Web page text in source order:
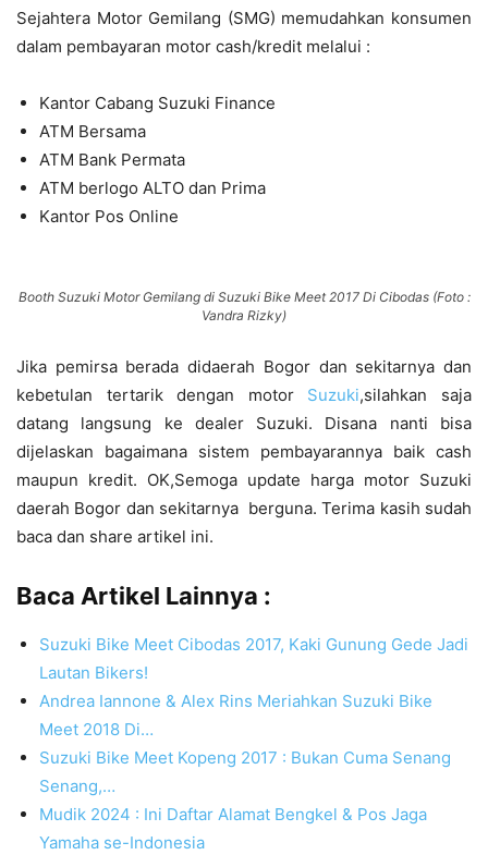
Sejahtera Motor Gemilang (SMG) memudahkan konsumen
dalam pembayaran motor cash/kredit melalui :
Kantor Cabang Suzuki Finance
ATM Bersama
ATM Bank Permata
ATM berlogo ALTO dan Prima
Kantor Pos Online
Booth Suzuki Motor Gemilang di Suzuki Bike Meet 2017 Di Cibodas (Foto :
Vandra Rizky)
Jika pemirsa berada didaerah Bogor dan sekitarnya dan
kebetulan tertarik dengan motor Suzuki,silahkan saja
datang langsung ke dealer Suzuki. Disana nanti bisa
dijelaskan bagaimana sistem pembayarannya baik cash
maupun kredit. OK,Semoga update harga motor Suzuki
daerah Bogor dan sekitarnya berguna. Terima kasih sudah
baca dan share artikel ini.
Baca Artikel Lainnya :
Suzuki Bike Meet Cibodas 2017, Kaki Gunung Gede Jadi
Lautan Bikers!
Andrea Iannone & Alex Rins Meriahkan Suzuki Bike
Meet 2018 Di…
Suzuki Bike Meet Kopeng 2017 : Bukan Cuma Senang
Senang,…
Mudik 2024 : Ini Daftar Alamat Bengkel & Pos Jaga
Yamaha se-Indonesia